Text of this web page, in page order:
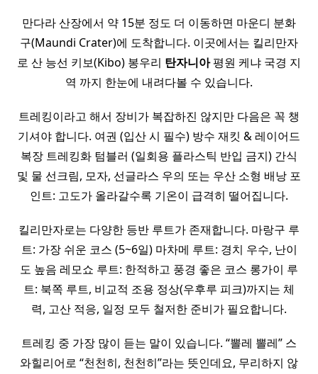
만다라 산장에서 약 15분 정도 더 이동하면 마운디 분화
구(Maundi Crater)에 도착합니다. 이곳에서는 킬리만자
로 산 능선 키보(Kibo) 봉우리 탄자니아평원 케냐 국경 지
역 까지 한눈에 내려다볼 수 있습니다.
트레킹이라고 해서 장비가 복잡하진 않지만 다음은 꼭 챙
기셔야 합니다. 여권 (입산 시 필수) 방수 재킷 & 레이어드
복장 트레킹화 텀블러 (일회용 플라스틱 반입 금지) 간식
및 물 선크림, 모자, 선글라스 우의 또는 우산 소형 배낭 포
인트: 고도가 올라갈수록 기온이 급격히 떨어집니다.
킬리만자로는 다양한 등반 루트가 존재합니다. 마랑구 루
트: 가장 쉬운 코스 (5~6일) 마차메 루트: 경치 우수, 난이
도 높음 레모쇼 루트: 한적하고 풍경 좋은 코스 롱가이 루
트: 북쪽 루트, 비교적 조용 정상(우후루 피크)까지는 체
력, 고산 적응, 일정 모두 철저한 준비가 필요합니다.
트레킹 중 가장 많이 듣는 말이 있습니다. “뽈레 뽈레” 스
와힐리어로 “천천히, 천천히”라는 뜻인데요, 무리하지 않